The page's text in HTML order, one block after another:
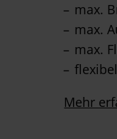
max.
max.
max.
Mehr